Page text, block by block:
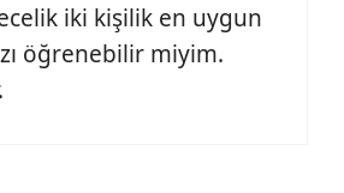
iki kişilik en uygun
öğrenebilir miyim.